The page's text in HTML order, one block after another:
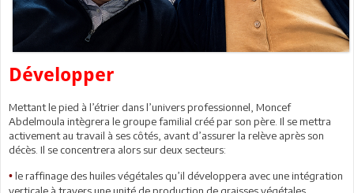
Développer
Mettant le pied à l’étrier dans l’univers professionnel, Moncef
Abdelmoula intègrera le groupe familial créé par son père. Il se mettra
activement au travail à ses côtés, avant d’assurer la relève après son
décès. Il se concentrera alors sur deux secteurs:
• le raffinage des huiles végétales qu’il développera avec une intégration
verticale à travers une unité de production de graisses végétales,